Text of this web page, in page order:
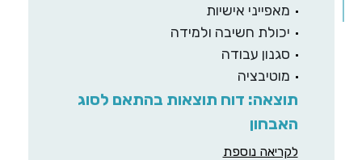
מאפייני אישיות
יכולת חשיבה ולמידה
סגנון עבודה
מוטיבציה
תוצאה: דוח תוצאות בהתאם לסוג
האבחון
לקריאה נוספת